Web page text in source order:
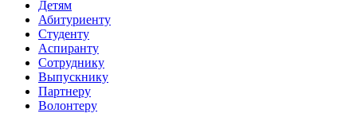
Детям
Абитуриенту
Студенту
Аспиранту
Сотруднику
Выпускнику
Партнеру
Волонтеру